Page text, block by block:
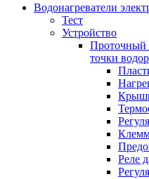
Водонагреватели
Тест
Устройство
Проточный
точки
Реле